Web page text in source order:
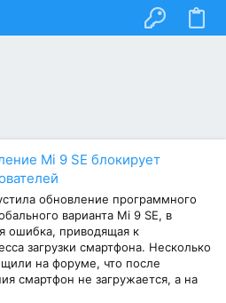
Mi 9 SE блокирует
обновление программного
варианта Mi 9 SE, в
ошибка, приводящая к
загрузки смартфона. Несколько
на форуме, что после
смартфон не загружается, а на